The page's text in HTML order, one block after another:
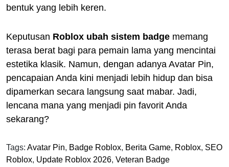
bentuk yang lebih keren.
Keputusan Roblox ubah sistem badge memang
terasa berat bagi para pemain lama yang mencintai
estetika klasik. Namun, dengan adanya Avatar Pin,
pencapaian Anda kini menjadi lebih hidup dan bisa
dipamerkan secara langsung saat mabar. Jadi,
lencana mana yang menjadi pin favorit Anda
sekarang?
Tags: Avatar Pin, Badge Roblox, Berita Game, Roblox, SEO
Roblox, Update Roblox 2026, Veteran Badge